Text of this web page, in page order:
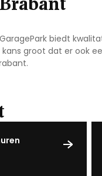
biedt
groot dat er ook